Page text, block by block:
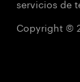
servicios de